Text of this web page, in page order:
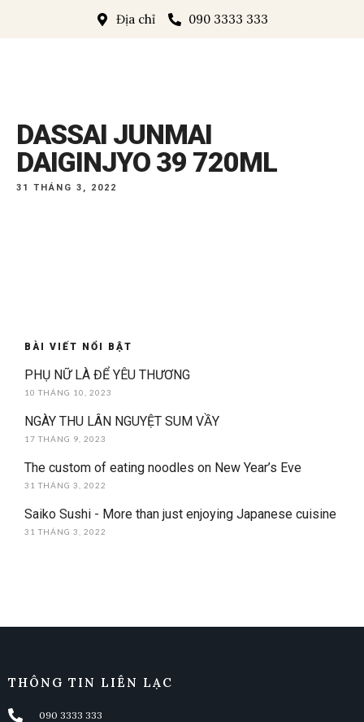
Địa chỉ 090 3333 333
DASSAI JUNMAI
DAIGINJYO 39 720ML
31 THÁNG 3, 2022
BÀI VIẾT NỔI BẬT
PHỤ NỮ LÀ ĐỂ YÊU THƯƠNG
10 THÁNG 10, 2023
NGÀY THU LÂN NGUYỆT SUM VẦY
17 THÁNG 9, 2023
The custom of eating noodles on New Year’s Eve
31 THÁNG 3, 2022
Saiko Sushi - More than just enjoying Japanese cuisine
31 THÁNG 3, 2022
THÔNG TIN LIÊN LẠC
090 3333 333